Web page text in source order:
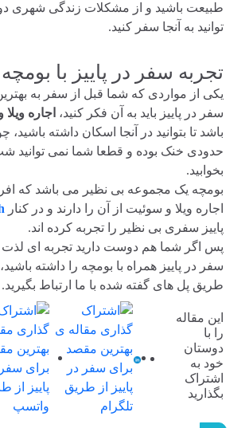
طبیعت باشید و از مشکلات زندگی شهری
توانید به آنجا سفر کنید.
تجربه سفر در پاییز با بومچه
یکی از مواردی که شما قبل از سفر به
سفر در پاییز باید به آن فکر کنید، اجاره
باشد تا بتوانید در آنجا اسکان داشته باشید،
حدودی خنک بوده و قطعا شما نمی توانید
بخوابید.
بومچه یک مجموعه بی نظیر می باشد که
اجاره ویلا و سوئیت از آن را دارند و در کنار
پاییز سفری بی نظیر را تجربه کرده اند.
پس اگر شما هم دوست دارید تجربه ای
سفر در پاییز همراه با بومچه را داشته
طریق پل های گفته شده با ما ارتباط بگیرید.
این مقاله
را با
دوستان
خود به
اشتراک
بگذارید